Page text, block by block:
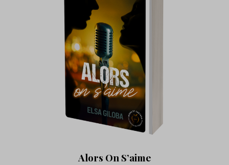
Alors On S’aime